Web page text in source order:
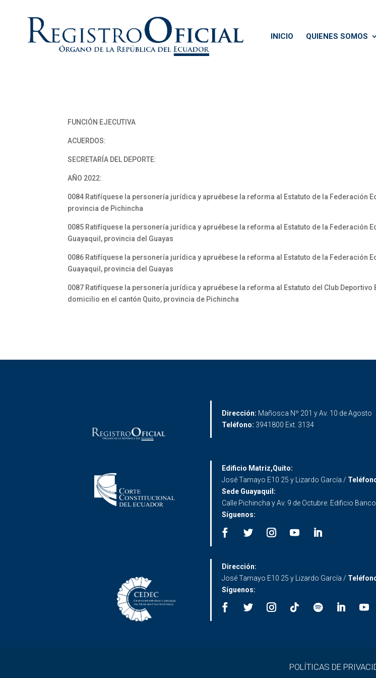
INICIO QUIENES SOMOS
FUNCIÓN EJECUTIVA
ACUERDOS:
SECRETARÍA DEL DEPORTE:
AÑO 2022:
0084 Ratifíquese la personería jurídica y apruébese la reforma al Estatuto de la Federación
provincia de Pichincha
0085 Ratifíquese la personería jurídica y apruébese la reforma al Estatuto de la Federación
Guayaquil, provincia del Guayas
0086 Ratifíquese la personería jurídica y apruébese la reforma al Estatuto de la Federación
Guayaquil, provincia del Guayas
0087 Ratifíquese la personería jurídica y apruébese la reforma al Estatuto del Club Deportivo
domicilio en el cantón Quito, provincia de Pichincha
Dirección: Mañosca Nº 201 y Av. 10 de Agosto
Teléfono: 3941800 Ext. 3134
Edificio Matriz,Quito:
José Tamayo E10 25 y Lizardo García /
Sede Guayaquil:
Calle Pichincha y Av. 9 de Octubre. Edificio
Síguenos:
Dirección:
José Tamayo E10 25 y Lizardo García /
Síguenos:
POLÍTICAS DE